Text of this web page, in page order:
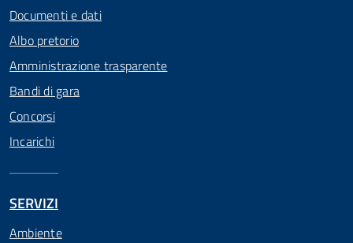
Documenti e dati
Albo pretorio
Amministrazione trasparente
Bandi di gara
Concorsi
Incarichi
SERVIZI
Ambiente